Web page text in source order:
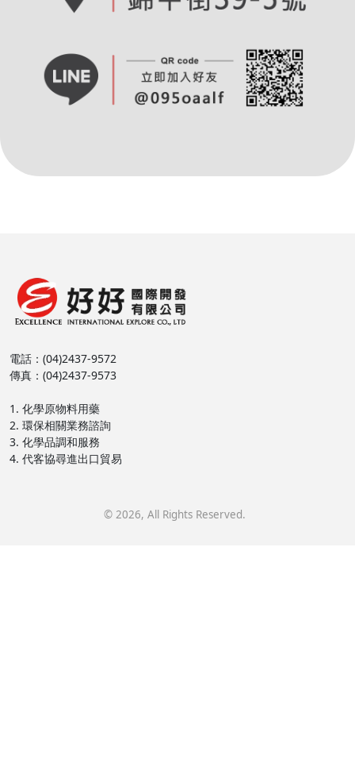
電話：(04)2437-9572
傳真：(04)2437-9573
1. 化學原物料用藥
2. 環保相關業務諮詢
3. 化學品調和服務
4. 代客協尋進出口貿易
© 2026, All Rights Reserved.